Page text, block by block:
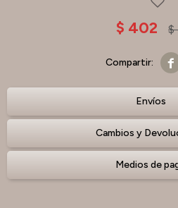
$ 402 $

Envíos
Cambios y
Medios de